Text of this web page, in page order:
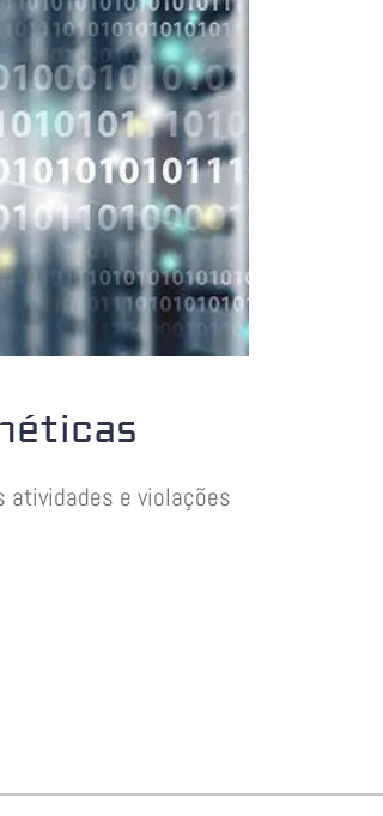
atividades e violações